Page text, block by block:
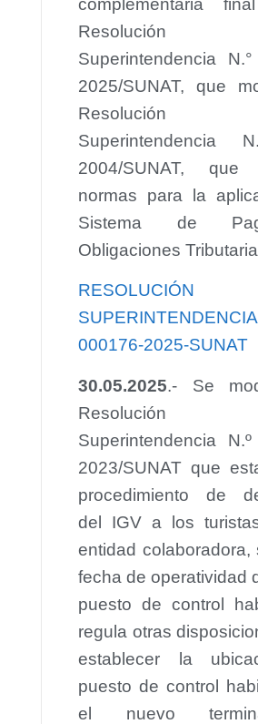
complementaria
Superintendencia
2025/SUNAT, que
Superintendencia
2004/SUNAT, que
normas para la
Sistema de
Obligaciones
000176-2025-SUNAT
30.05.2025.- Se
Superintendencia
2023/SUNAT que
procedimiento de
del IGV a los
entidad colaboradora,
fecha de operatividad
puesto de control
regula otras
establecer la
puesto de control
el nuevo